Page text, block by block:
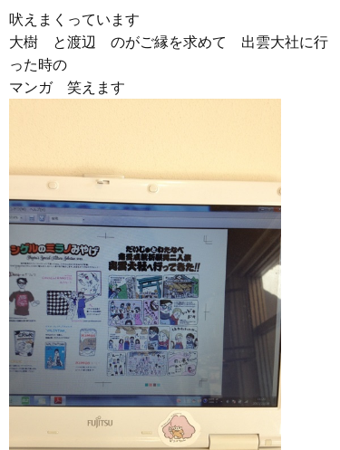
吠えまくっています
大樹 と渡辺 のがご縁を求めて 出雲大社に行
った時の
マンガ 笑えます